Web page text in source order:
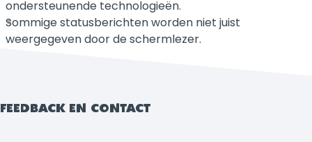
ondersteunende technologieën.
Sommige statusberichten worden niet juist
weergegeven door de schermlezer.
FEEDBACK EN CONTACT